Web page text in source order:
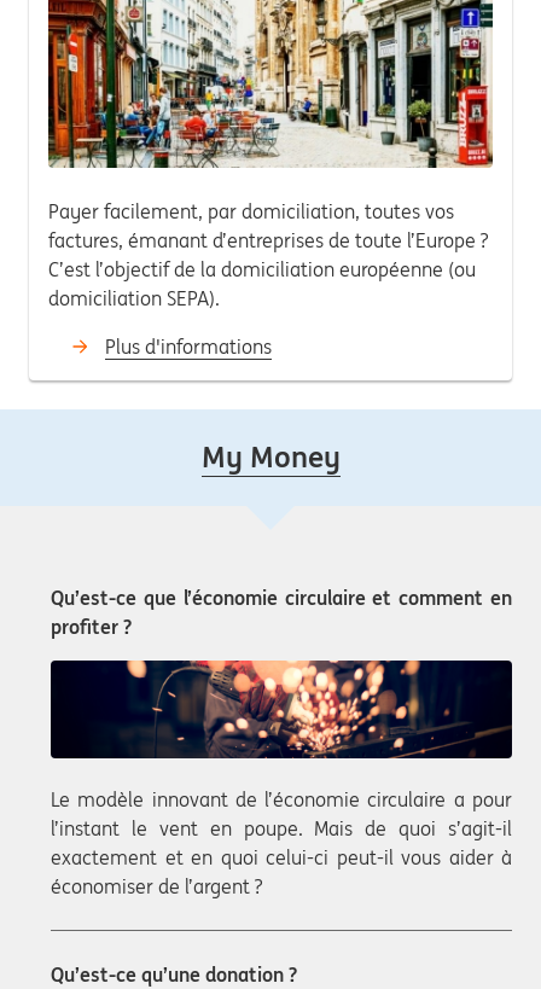
Payer facilement, par domiciliation, toutes vos
factures, émanant d’entreprises de toute l’Europe ?
C’est l’objectif de la domiciliation européenne (ou
domiciliation SEPA).
Plus d'informations
My Money
Qu’est-ce que l’économie circulaire et comment en
profiter ?
Le modèle innovant de l’économie circulaire a pour
l’instant le vent en poupe. Mais de quoi s’agit-il
exactement et en quoi celui-ci peut-il vous aider à
économiser de l’argent ?
Qu’est-ce qu’une donation ?